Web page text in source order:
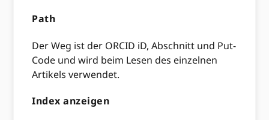
Path
Der Weg ist der ORCID iD, Abschnitt und Put-
Code und wird beim Lesen des einzelnen
Artikels verwendet.
Index anzeigen